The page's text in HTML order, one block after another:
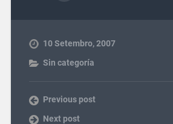
10 Setembro, 2007
Sin categoría
Previous post
Next post